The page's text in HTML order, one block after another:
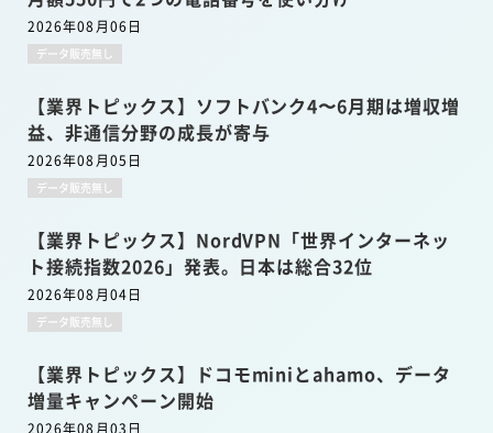
2026年08月06日
データ販売無し
【業界トピックス】ソフトバンク4〜6月期は増収増
益、非通信分野の成長が寄与
2026年08月05日
データ販売無し
【業界トピックス】NordVPN「世界インターネッ
ト接続指数2026」発表。日本は総合32位
2026年08月04日
データ販売無し
【業界トピックス】ドコモminiとahamo、データ
増量キャンペーン開始
2026年08月03日